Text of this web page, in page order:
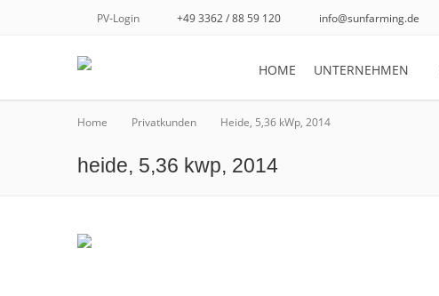
info@sunfarming.de
+49 3362 / 88 59 120
PV-Login
HOME UNTERNEHMEN
Home Privatkunden Heide, 5,36 kWp, 2014
heide, 5,36 kwp, 2014